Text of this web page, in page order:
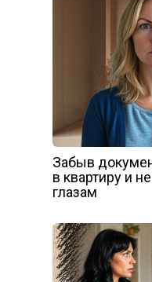
Забыв
в квартиру и
глазам